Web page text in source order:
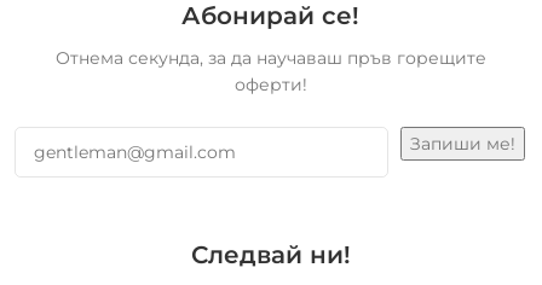
Абонирай се!
Отнема секунда, за да научаваш пръв горещите
оферти!
Следвай ни!